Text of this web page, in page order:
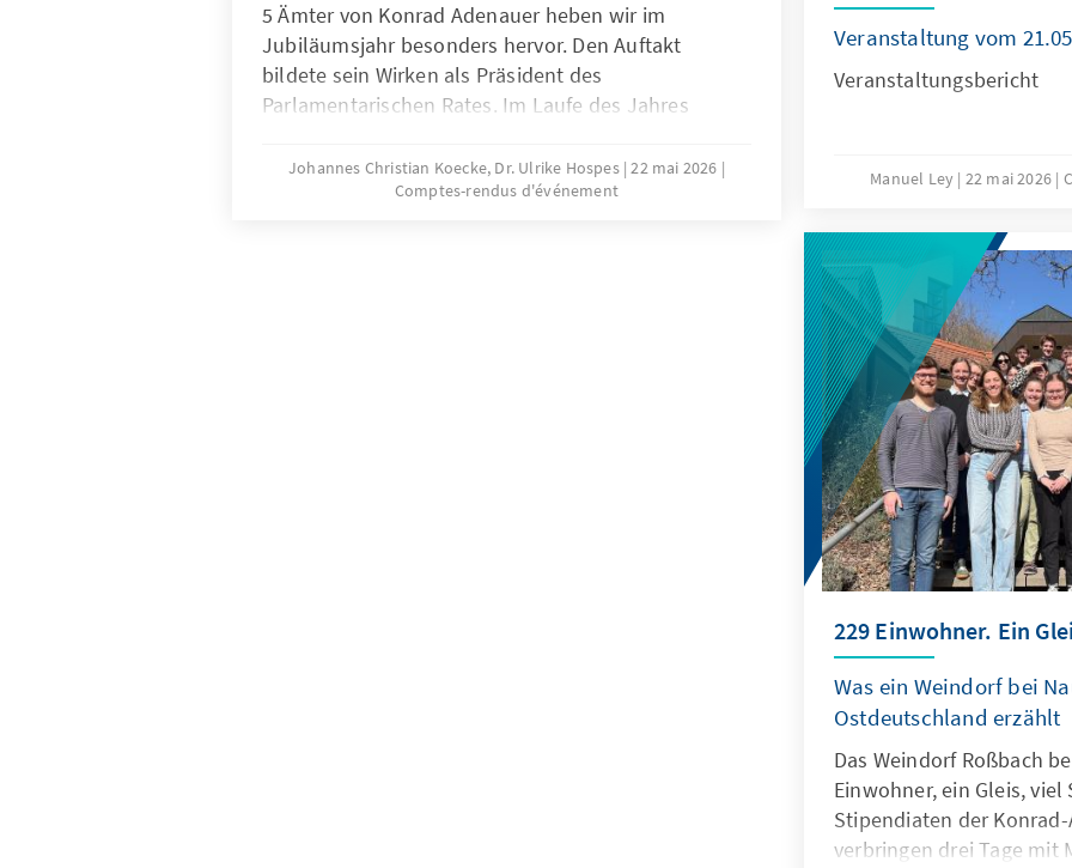
5 Ämter von Konrad Adenauer heben wir im
Jubiläumsjahr besonders hervor. Den Auftakt
bildete sein Wirken als Präsident des
Parlamentarischen Rates. Im Laufe des Jahres
Parteivorsitzender der CDU, Bundeskanzler und
Präsident des Preußischen Staatsrates.
Johannes Christian Koecke, Dr. Ulrike Hospes 22 mai 2026
Comptes-rendus d'événement
Veranstaltung vom
Veranstaltungsbericht
Manuel Ley 22 mai 2026
229 Einwohner. Ein
Was ein Weindorf bei
Ostdeutschland erzählt
Das Weindorf Roßbach
Einwohner, ein Gleis,
Stipendiaten der
verbringen drei Tage mit